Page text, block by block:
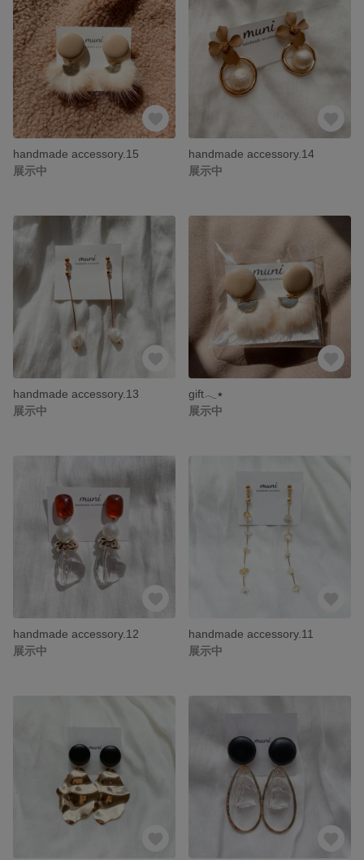
handmade accessory.15
展示中
handmade accessory.14
展示中
handmade accessory.13
展示中
gift𓂃٭
展示中
handmade accessory.12
展示中
handmade accessory.11
展示中